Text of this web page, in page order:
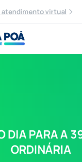
de
atendimento virtual
DIAPARAA
ORDINÁRIA